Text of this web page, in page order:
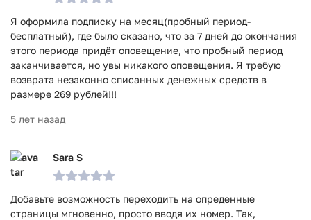
Я оформила подписку на месяц(пробный период-
бесплатный), где было сказано, что за 7 дней до окончания
этого периода придёт оповещение, что пробный период
заканчивается, но увы никакого оповещения. Я требую
возврата незаконно списанных денежных средств в
размере 269 рублей!!!
5 лет назад
Sara S
Добавьте возможность переходить на опреденные
страницы мгновенно, просто вводя их номер. Так,